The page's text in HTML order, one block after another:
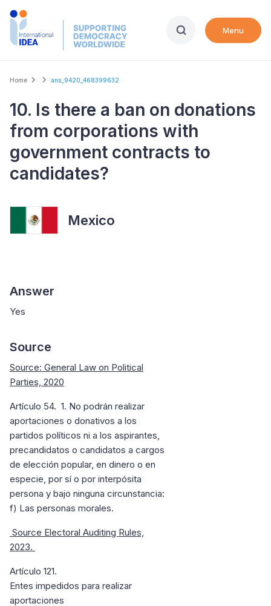
Skip
Menu
Breadcrumb
Home ans_9420_468399632
10. Is there a ban on donations
from corporations with
government contracts to
candidates?
Mexico
Answer
Yes
Source
Source: General Law on Political
Parties, 2020
Artículo 54. 1. No podrán realizar
aportaciones o donativos a los
partidos políticos ni a los aspirantes,
precandidatos o candidatos a cargos
de elección popular, en dinero o en
especie, por sí o por interpósita
persona y bajo ninguna circunstancia:
f) Las personas morales.
Source Electoral Auditing Rules,
2023.
Artículo 121.
Entes impedidos para realizar
aportaciones